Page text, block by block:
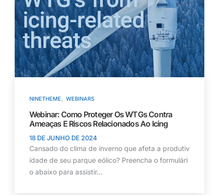
NINETHEME , WEBINARS
Webinar: Como Proteger Os WTGs Contra
Ameaças E Riscos Relacionados Ao Icing
18 DE JUNHO DE 2024
Cansado do clima de inverno que afeta a produtiv
idade de seu parque eólico? Preencha o formulári
o abaixo para assistir...